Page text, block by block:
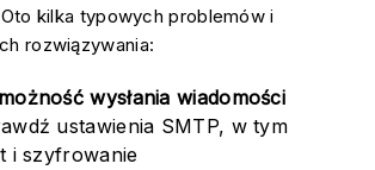
Oto kilka typowych problemów i
rozwiązywania:
wysłania wiadomości
ustawienia SMTP, w tym
i szyfrowanie